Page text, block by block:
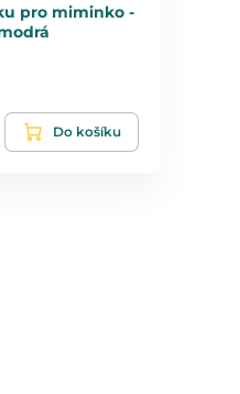
pro miminko -
Do košíku